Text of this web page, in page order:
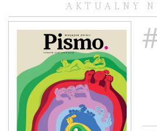
AKTUALNY